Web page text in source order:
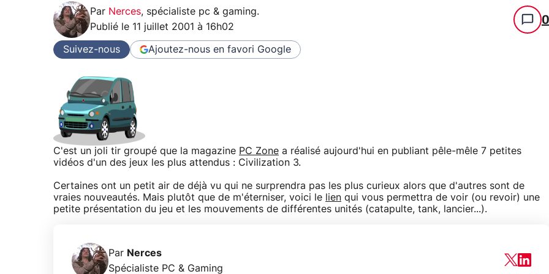
Par Nerces, spécialiste pc & gaming.
Publié le 11 juillet 2001 à 16h02 0
Suivez-nous Ajoutez-nous en favori Google
C'est un joli tir groupé que la magazine PC Zone a réalisé aujourd'hui en publiant pêle-mêle 7 petites
vidéos d'un des jeux les plus attendus : Civilization 3.
Certaines ont un petit air de déjà vu qui ne surprendra pas les plus curieux alors que d'autres sont de
vraies nouveautés. Mais plutôt que de m'éterniser, voici le
lien qui vous permettra de voir (ou revoir) une
petite présentation du jeu et les mouvements de différentes unités (catapulte, tank, lancier...).
Par Nerces
Spécialiste PC & Gaming